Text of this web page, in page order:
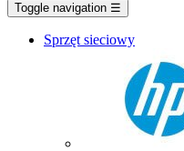
Toggle navigation ☰
Sprzęt sieciowy